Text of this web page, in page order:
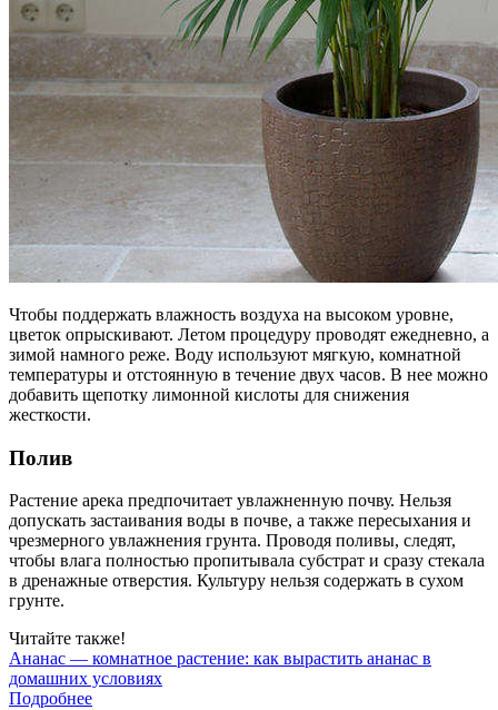
Чтобы поддержать влажность воздуха на высоком уровне,
цветок опрыскивают. Летом процедуру проводят ежедневно, а
зимой намного реже. Воду используют мягкую, комнатной
температуры и отстоянную в течение двух часов. В нее можно
добавить щепотку лимонной кислоты для снижения
жесткости.
Полив
Растение арека предпочитает увлажненную почву. Нельзя
допускать застаивания воды в почве, а также пересыхания и
чрезмерного увлажнения грунта. Проводя поливы, следят,
чтобы влага полностью пропитывала субстрат и сразу стекала
в дренажные отверстия. Культуру нельзя содержать в сухом
грунте.
Читайте также!
Ананас — комнатное растение: как вырастить ананас в
домашних условиях
Подробнее